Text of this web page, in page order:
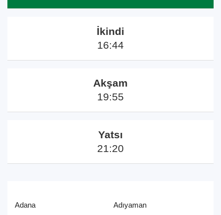
İkindi
16:44
Akşam
19:55
Yatsı
21:20
Adana
Adıyaman